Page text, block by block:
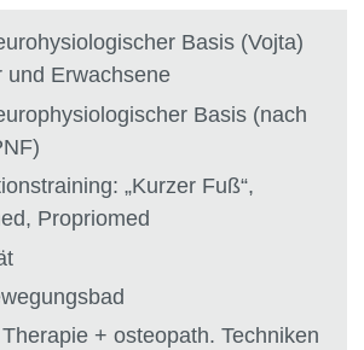
Basis (Vojta)
und Erwachsene
Basis (nach
„Kurzer Fuß“,
Propriomed
+ osteopath. Techniken